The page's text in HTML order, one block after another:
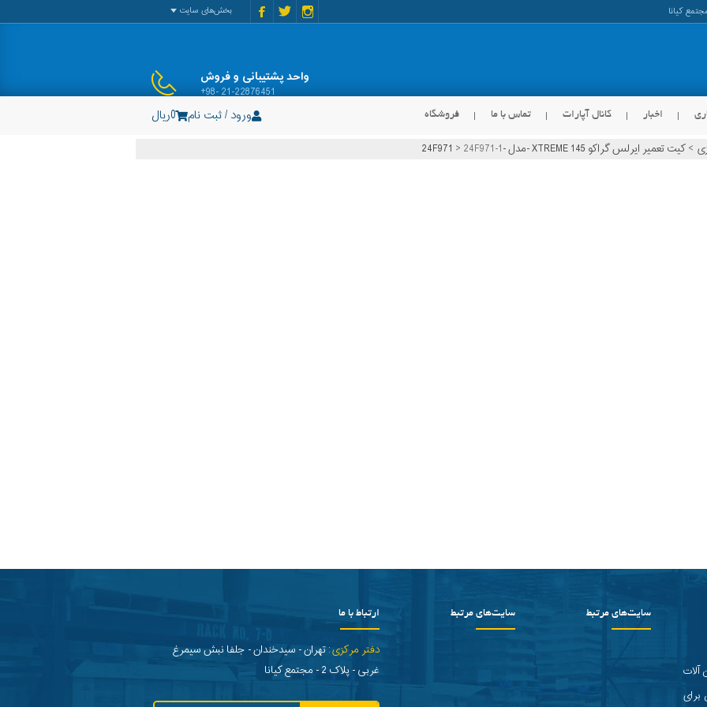
بخش‌های سایت
واحد پشتیبانی و فروش
+98- 21-22876451
اخبار کانال آپارات تماس با ما فروشگاه ورود / ثبت نام 0ریال
>کیت تعمیر ایرلس گراکو XTREME 145 -مدل -24F971 > 24F971-1
آلات
برای
سایت‌های مرتبط سایت‌های مرتبط ارتباط با ما
دفتر مرکزی:تهران - سیدخندان - جلفا نبش سیمرغ
غربی - پلاک 2 - مجتمع کیانا